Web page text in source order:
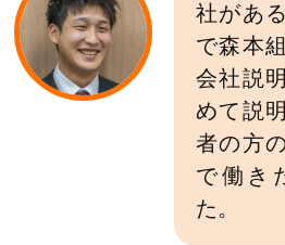
社があ
で森本
会社説
めて説
者の方
で働き
た。